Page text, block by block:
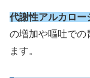
代謝性アルカロー
の増加や嘔吐での
ます。